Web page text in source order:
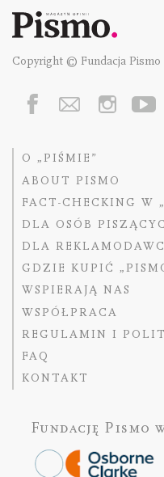
Copyright © Fundacja Pismo
O „PIŚMIE”
ABOUT PISMO
FACT-CHECKING W
DLA OSÓB
DLA
GDZIE KUPIĆ
WSPIERAJĄ NAS
WSPÓŁPRACA
REGULAMIN I
FAQ
KONTAKT
Fundację Pismo